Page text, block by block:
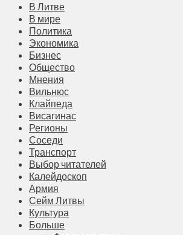
В Литве
В мире
Политика
Экономика
Бизнес
Общество
Мнения
Вильнюс
Клайпеда
Висагинас
Регионы
Соседи
Транспорт
Выбор читателей
Калейдоскоп
Армия
Сейм Литвы
Культура
Больше